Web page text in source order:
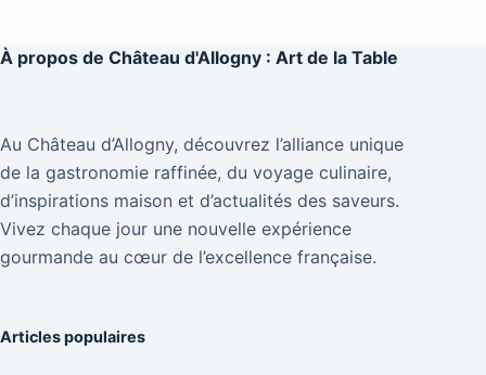
À propos de Château d'Allogny : Art de la Table
Au Château d’Allogny, découvrez l’alliance unique
de la gastronomie raffinée, du voyage culinaire,
d’inspirations maison et d’actualités des saveurs.
Vivez chaque jour une nouvelle expérience
gourmande au cœur de l’excellence française.
Articles populaires